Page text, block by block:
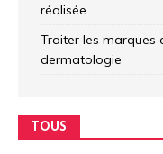
réalisée
Traiter les marques
dermatologie
TOUS